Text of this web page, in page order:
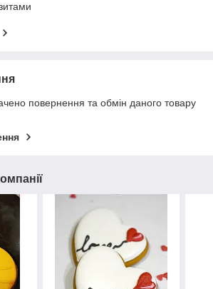
повернення та обмін даного товару